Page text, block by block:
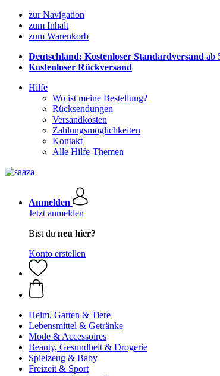
zur Navigation
zum Inhalt
zum Warenkorb
Deutschland: Kostenloser Standardversand ab
Kostenloser Rückversand
Hilfe
Wo ist meine Bestellung?
Rücksendungen
Versandkosten
Zahlungsmöglichkeiten
Kontakt
Alle Hilfe-Themen
Anmelden
Jetzt anmelden
Bist du neu hier?
Konto erstellen
Heim, Garten & Tiere
Lebensmittel & Getränke
Mode & Accessoires
Beauty, Gesundheit & Drogerie
Spielzeug & Baby
Freizeit & Sport